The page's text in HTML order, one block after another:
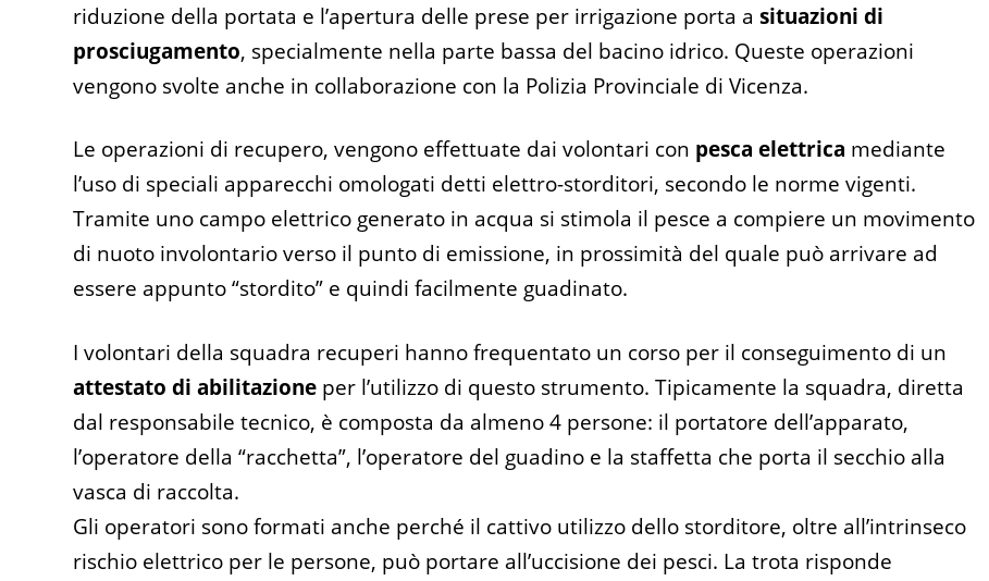
riduzione della portata e l’apertura delle prese per irrigazione porta asituazioni di
prosciugamento, specialmente nella parte bassa del bacino idrico. Queste operazioni
vengono svolte anche in collaborazione con la Polizia Provinciale di Vicenza.
Le operazioni di recupero, vengono effettuate dai volontari con pesca elettrica mediante
l’uso di speciali apparecchi omologati detti elettro-storditori, secondo le norme vigenti.
Tramite uno campo elettrico generato in acqua si stimola il pesce a compiere un movimento
di nuoto involontario verso il punto di emissione, in prossimità del quale può arrivare ad
essere appunto “stordito” e quindi facilmente guadinato.
I volontari della squadra recuperi hanno frequentato un corso per il conseguimento di un
attestato di abilitazione per l’utilizzo di questo strumento. Tipicamente la squadra, diretta
dal responsabile tecnico, è composta da almeno 4 persone: il portatore dell’apparato,
l’operatore della “racchetta”, l’operatore del guadino e la staffetta che porta il secchio alla
vasca di raccolta.
Gli operatori sono formati anche perché il cattivo utilizzo dello storditore, oltre all’intrinseco
rischio elettrico per le persone, può portare all’uccisione dei pesci. La trota risponde